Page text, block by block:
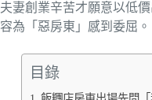
夫妻創業辛苦才願意以低
容為「惡房東」感到委屈。
目錄